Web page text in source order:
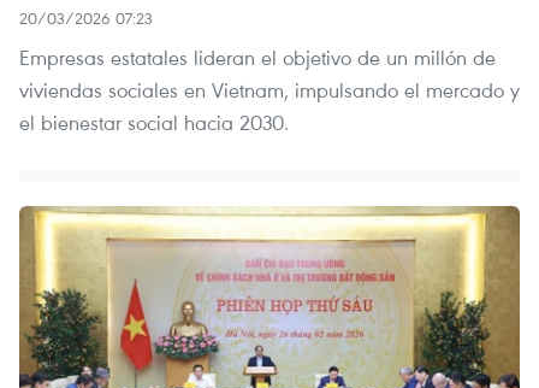
20/03/2026 07:23
Empresas estatales lideran el objetivo de un millón de
viviendas sociales en Vietnam, impulsando el mercado y
el bienestar social hacia 2030.